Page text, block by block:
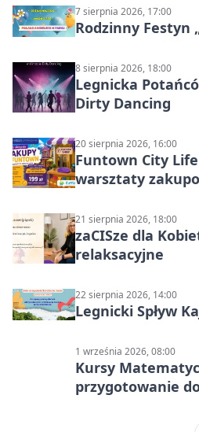
7 sierpnia 2026, 17:00
Rodzinny Festyn
8 sierpnia 2026, 18:00
Legnicka
Dirty Dancing
20 sierpnia 2026, 16:00
Funtown City
warsztaty
21 sierpnia 2026, 18:00
zaCISze dla
relaksacyjne
22 sierpnia 2026, 14:00
Legnicki Spływ
1 września 2026, 08:00
Kursy
przygotowanie